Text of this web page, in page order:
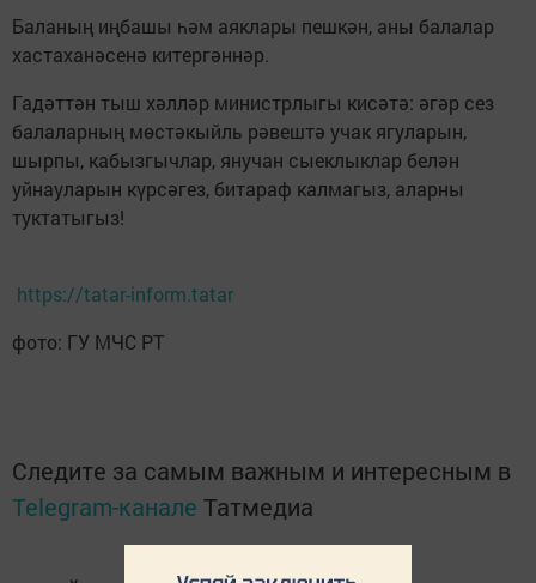
Баланың иңбашы һәм аяклары пешкән, аны балалар
хастаханәсенә китергәннәр.
Гадәттән тыш хәлләр министрлыгы кисәтә: әгәр сез
балаларның мөстәкыйль рәвештә учак ягуларын,
шырпы, кабызгычлар, янучан сыеклыклар белән
уйнауларын күрсәгез, битараф калмагыз, аларны
туктатыгыз!
https://tatar-inform.tatar
фото: ГУ МЧС РТ
Следите за самым важным и интересным в
Telegram-канале Татмедиа